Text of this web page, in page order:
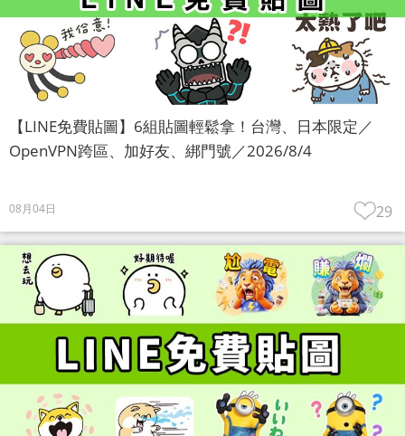
【LINE免費貼圖】6組貼圖輕鬆拿！台灣、日本限定／
OpenVPN跨區、加好友、綁門號／2026/8/4
08月04日 29